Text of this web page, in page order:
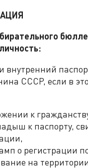
внутренний
СССР, если в
к
к паспорту,
о регистрации
на